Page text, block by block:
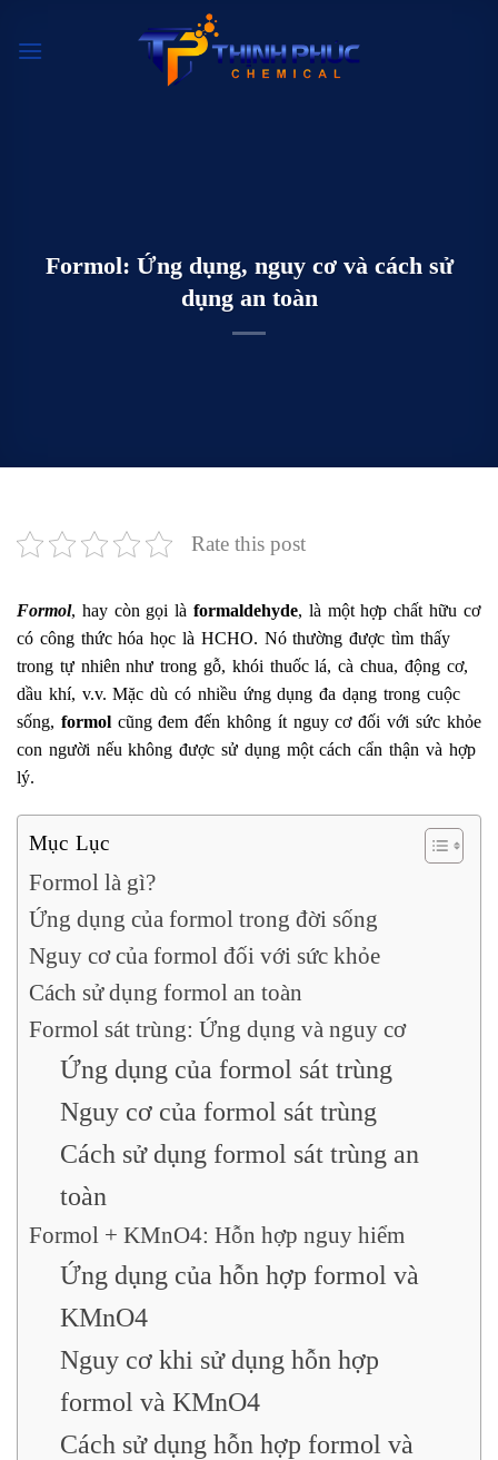
đến
Formol: Ứng dụng, nguy cơ và cách sử
dụng an toàn
Rate this post
Formol, hay còn gọi là formaldehyde, là một hợp chất hữu cơ
có công thức hóa học là HCHO. Nó thường được tìm thấy
trong tự nhiên như trong gỗ, khói thuốc lá, cà chua, động cơ,
dầu khí, v.v. Mặc dù có nhiều ứng dụng đa dạng trong cuộc
sống, formolcũng đem đến không ít nguy cơ đối với sức khỏe
con người nếu không được sử dụng một cách cẩn thận và hợp
lý.
Mục Lục
Formol là gì?
Ứng dụng của formol trong đời sống
Nguy cơ của formol đối với sức khỏe
Cách sử dụng formol an toàn
Formol sát trùng: Ứng dụng và nguy cơ
Ứng dụng của formol sát trùng
Nguy cơ của formol sát trùng
Cách sử dụng formol sát trùng an
toàn
Formol + KMnO4: Hỗn hợp nguy hiểm
Ứng dụng của hỗn hợp formol và
KMnO4
Nguy cơ khi sử dụng hỗn hợp
formol và KMnO4
Cách sử dụng hỗn hợp formol và